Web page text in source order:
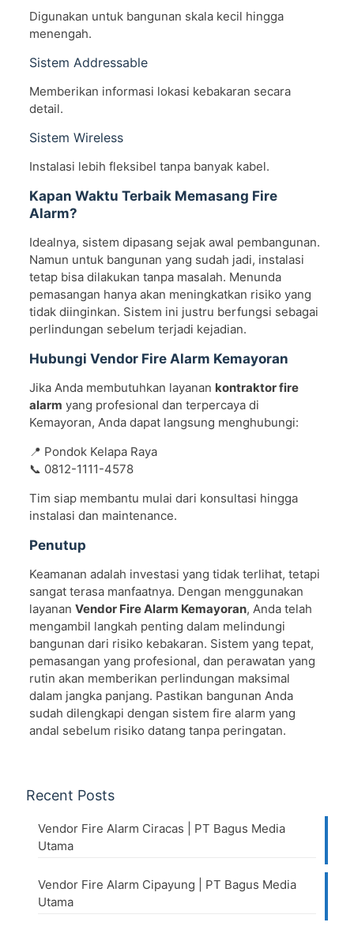
Digunakan untuk bangunan skala kecil hingga
menengah.
Sistem Addressable
Memberikan informasi lokasi kebakaran secara
detail.
Sistem Wireless
Instalasi lebih fleksibel tanpa banyak kabel.
Kapan Waktu Terbaik Memasang Fire
Alarm?
Idealnya, sistem dipasang sejak awal pembangunan.
Namun untuk bangunan yang sudah jadi, instalasi
tetap bisa dilakukan tanpa masalah. Menunda
pemasangan hanya akan meningkatkan risiko yang
tidak diinginkan. Sistem ini justru berfungsi sebagai
perlindungan sebelum terjadi kejadian.
Hubungi Vendor Fire Alarm Kemayoran
Jika Anda membutuhkan layanan kontraktor fire
alarm yang profesional dan terpercaya di
Kemayoran, Anda dapat langsung menghubungi:
📍 Pondok Kelapa Raya
📞 0812-1111-4578
Tim siap membantu mulai dari konsultasi hingga
instalasi dan maintenance.
Penutup
Keamanan adalah investasi yang tidak terlihat, tetapi
sangat terasa manfaatnya. Dengan menggunakan
layanan Vendor Fire Alarm Kemayoran, Anda telah
mengambil langkah penting dalam melindungi
bangunan dari risiko kebakaran. Sistem yang tepat,
pemasangan yang profesional, dan perawatan yang
rutin akan memberikan perlindungan maksimal
dalam jangka panjang. Pastikan bangunan Anda
sudah dilengkapi dengan sistem fire alarm yang
andal sebelum risiko datang tanpa peringatan.
Recent Posts
Vendor Fire Alarm Ciracas | PT Bagus Media
Utama
Vendor Fire Alarm Cipayung | PT Bagus Media
Utama